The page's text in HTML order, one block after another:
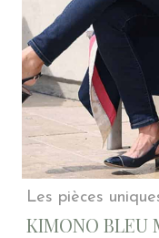
Les pièces
KIMONO BLEU